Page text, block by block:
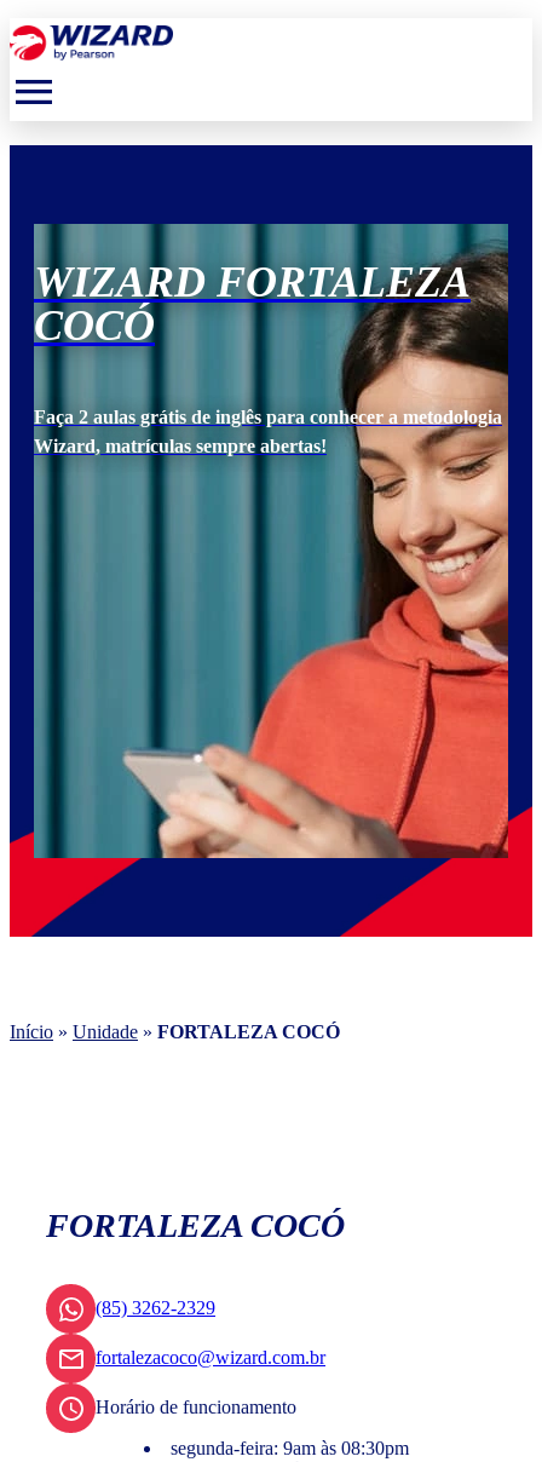
menu
WIZARD FORTALEZA
COCÓ
Faça 2 aulas grátis de inglês para conhecer a metodologia
Wizard, matrículas sempre abertas!
Início » Unidade » FORTALEZA COCÓ
FORTALEZA COCÓ
(85) 3262-2329
fortalezacoco@wizard.com.br
Horário de funcionamento
segunda-feira: 9am às 08:30pm